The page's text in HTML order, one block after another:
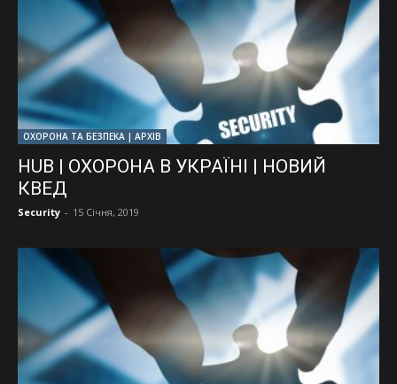
ОХОРОНА ТА БЕЗПЕКА | АРХІВ
HUB | ОХОРОНА В УКРАЇНІ | НОВИЙ
КВЕД
Security - 15 Січня, 2019